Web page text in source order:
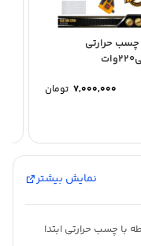
حرارتی
7,000,000 تومان
نمایش بیشتر
در رابطه با چسب حرارتی ابتدا